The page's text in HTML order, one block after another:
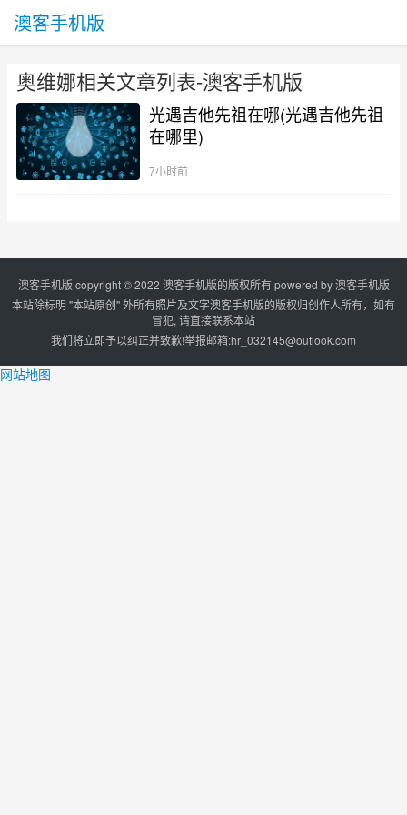
澳客手机版
奥维娜相关文章列表-澳客手机版
光遇吉他先祖在哪(光遇吉他先祖
在哪里)
7小时前
澳客手机版 copyright © 2022 澳客手机版的版权所有 powered by澳客手机版
本站除标明 "本站原创" 外所有照片及文字澳客手机版的版权归创作人所有，如有
冒犯, 请直接联系本站
我们将立即予以纠正并致歉!举报邮箱:hr_032145@outlook.com
网站地图